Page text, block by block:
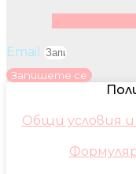
Email
Запишете се
Общи условия